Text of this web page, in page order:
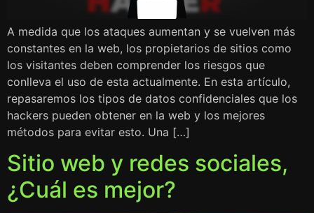
A medida que los ataques aumentan y se vuelven más
constantes en la web, los propietarios de sitios como
los visitantes deben comprender los riesgos que
conlleva el uso de esta actualmente. En esta artículo,
repasaremos los tipos de datos confidenciales que los
hackers pueden obtener en la web y los mejores
métodos para evitar esto. Una […]
Sitio web y redes sociales,
¿Cuál es mejor?